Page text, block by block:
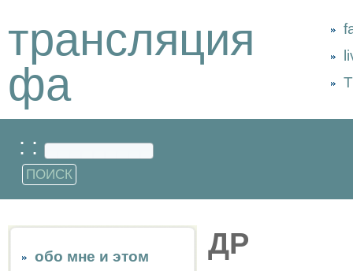
трансляция
фа
: :
обо мне и этом
ДР